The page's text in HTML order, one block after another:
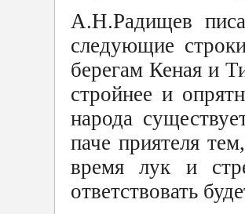
А.Н.Радищев
следующие
берегам Кеная и
стройнее и
народа
паче приятеля
время лук и
ответствовать